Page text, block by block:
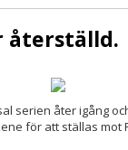
återställd.
serien åter igång
för att ställas mot